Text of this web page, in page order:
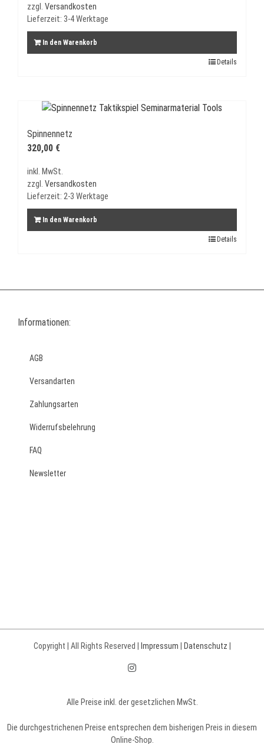
zzgl. Versandkosten
Lieferzeit: 3-4 Werktage
In den Warenkorb
Details
Spinnennetz
320,00 €
inkl. MwSt.
zzgl. Versandkosten
Lieferzeit: 2-3 Werktage
In den Warenkorb
Details
Informationen:
AGB
Versandarten
Zahlungsarten
Widerrufsbelehrung
FAQ
Newsletter
Copyright | All Rights Reserved | Impressum | Datenschutz |
Instagram
Alle Preise inkl. der gesetzlichen MwSt.
Die durchgestrichenen Preise entsprechen dem bisherigen Preis in diesem
Online-Shop.